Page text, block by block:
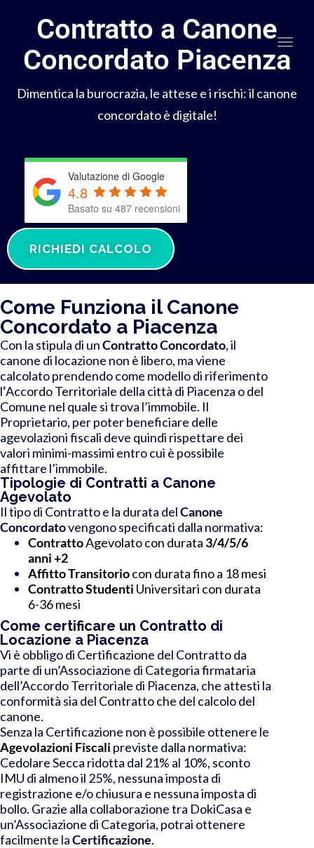
Contratto a Canone
Concordato Piacenza
Dimentica la burocrazia, le attese e i rischi: il canone
concordato è digitale!
Valutazione di Google
4.8
Basato su 487 recensioni
RICHIEDI CALCOLO
Come Funziona il Canone
Concordato a Piacenza
Con la stipula di unContratto Concordato, il
canone di locazione non è libero, ma viene
calcolato prendendo come modello di riferimento
l’Accordo Territoriale della città di Piacenza o del
Comune nel quale si trova l’immobile. Il
Proprietario, per poter beneficiare delle
agevolazioni fiscali deve quindi rispettare dei
valori minimi-massimi entro cui è possibile
affittare l’immobile.
Tipologie di Contratti a Canone
Agevolato
Il tipo di Contratto e la durata delCanone
Concordatovengono specificati dalla normativa:
ContrattoAgevolato con durata 3/4/5/6
anni +2
Affitto Transitoriocon durata fino a 18 mesi
Contratto Studenti Universitari con durata
6-36 mesi
Come certificare un Contratto di
Locazione a Piacenza
Vi è obbligo di Certificazione del Contratto da
parte di un’Associazione di Categoria firmataria
dell’Accordo Territoriale di Piacenza, che attesti la
conformità sia del Contratto che del calcolo del
canone.
Senza la Certificazione non è possibile ottenere le
Agevolazioni Fiscali previste dalla normativa:
Cedolare Secca ridotta dal 21% al 10%, sconto
IMU di almeno il 25%, nessuna imposta di
registrazione e/o chiusura e nessuna imposta di
bollo. Grazie alla collaborazione tra DokiCasa e
un’Associazione di Categoria, potrai ottenere
facilmente laCertificazione.